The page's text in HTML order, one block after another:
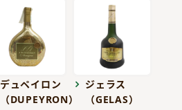
デュペイロン
（DUPEYRON）
ジェラス
（GELAS）